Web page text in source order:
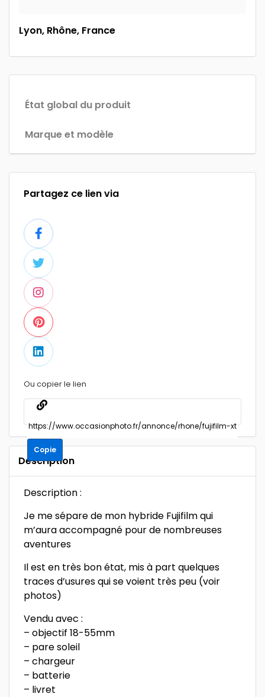
Lyon, Rhône, France
État global du produit
Marque et modèle
Partagez ce lien via
Ou copier le lien
Copie
Description
Description :
Je me sépare de mon hybride Fujifilm qui
m’aura accompagné pour de nombreuses
aventures
Il est en très bon état, mis à part quelques
traces d’usures qui se voient très peu (voir
photos)
Vendu avec :
– objectif 18-55mm
– pare soleil
– chargeur
– batterie
– livret